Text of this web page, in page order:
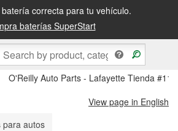
correcta para tu vehículo.
baterías SuperStart
al día siguiente o recógela en la tienda
O'Reilly Auto Parts - Lafayette Tienda
View page in English
para autos